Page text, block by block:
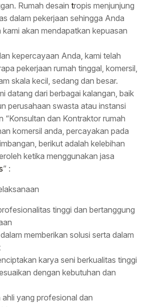
Rumah desain tropis menjunjung
dalam pekerjaan sehingga Anda
akan mendapatkan kepuasan
kepercayaan Anda, kami telah
pekerjaan rumah tinggal, komersil,
skala kecil, sedang dan besar.
datang dari berbagai kalangan, baik
perusahaan swasta atau instansi
“Konsultan dan Kontraktor rumah
komersil anda, percayakan pada
berikut adalah kelebihan
ketika menggunakan jasa
” :
tinggi dan bertanggung
memberikan solusi serta dalam
karya seni berkualitas tinggi
dengan kebutuhan dan
yang profesional dan